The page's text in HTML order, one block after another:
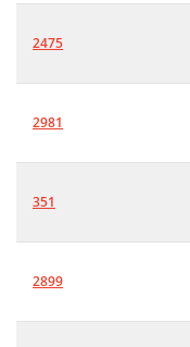
2475
2981
351
2899